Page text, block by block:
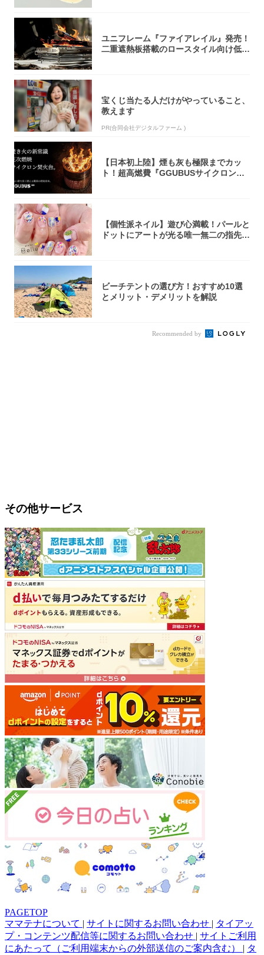
ユニフレーム『ファイアレイル』発売！
二重遮熱板搭載のロースタイル向け低型
宝くじ当たる人だけがやっていること、
教えます
PR(合同会社デジタルファーム )
【日本初上陸】煙も灰も極限までカッ
ト！超高燃費『GGUBUSサイクロン焚
【個性派ネイル】遊び心満載！パールと
ドットにアートが光る唯一無二の指先が
ビーチテントの選び方！おすすめ10選
とメリット・デメリットを解説
Recommended by
その他サービス
PAGETOP
ママテナについて | サイトに関するお問い合わせ | タイアッ
プ・コンテンツ配信等に関するお問い合わせ | サイトご利用
にあたって（ご利用端末からの外部送信のご案内含む） | タ